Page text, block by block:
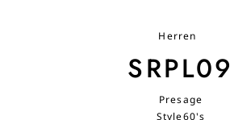
Herren
SRPL09
Presage
Style60's